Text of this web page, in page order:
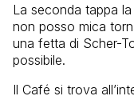
La seconda tappa
non posso mica
una fetta di Scher-
possibile.
Il Café si trova